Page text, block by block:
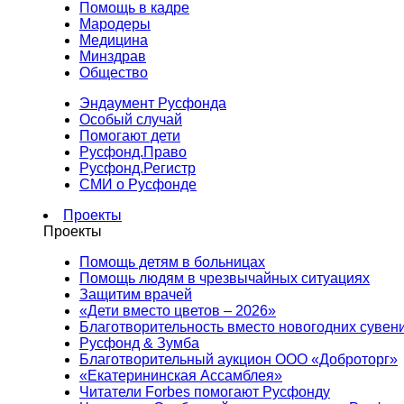
Помощь в кадре
Мародеры
Медицина
Минздрав
Общество
Эндаумент Русфонда
Особый случай
Помогают дети
Русфонд.Право
Русфонд.Регистр
СМИ о Русфонде
Проекты
Проекты
Помощь детям в больницах
Помощь людям в чрезвычайных ситуациях
Защитим врачей
«Дети вместо цветов – 2026»
Благотворительность вместо новогодних
Русфонд & Зумба
Благотворительный аукцион ООО «Доброторг»
«Екатерининская Ассамблея»
Читатели Forbes помогают Русфонду